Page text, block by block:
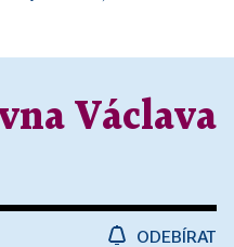
Václava
ODEBÍRAT